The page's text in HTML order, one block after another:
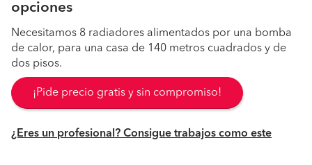
opciones
Necesitamos 8 radiadores alimentados por una bomba
de calor, para una casa de 140 metros cuadrados y de
dos pisos.
¡Pide precio gratis y sin compromiso!
¿Eres un profesional? Consigue trabajos como este